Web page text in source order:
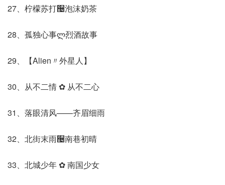
27、柠檬苏打઴泡沫奶茶
28、孤独心事ლ烈酒故事
29、【Alien〃外星人】
30、从不二情 ✿ 从不二心
31、落眼清风——齐眉细雨
32、北街末雨઴南巷初晴
33、北城少年 ✿ 南国少女